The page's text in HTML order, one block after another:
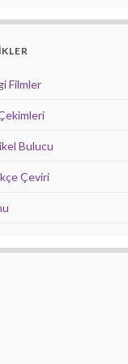
Filmler
Bulucu
Çeviri